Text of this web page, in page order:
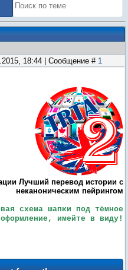
18:44 | Сообщение # 1
Лучший перевод истории с
неканоническим пейрингом
схема шапки под тёмное
оформление, имейте в виду!